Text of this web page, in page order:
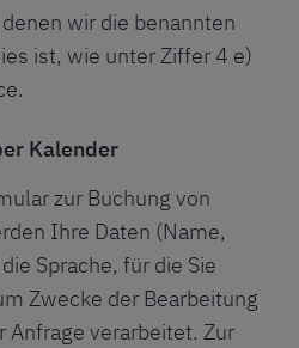
wir die benannten
ist, wie unter Ziffer 4 e)
Kalender
zur Buchung von
Ihre Daten (Name,
Sprache, für die Sie
Zwecke der Bearbeitung
Anfrage verarbeitet. Zur